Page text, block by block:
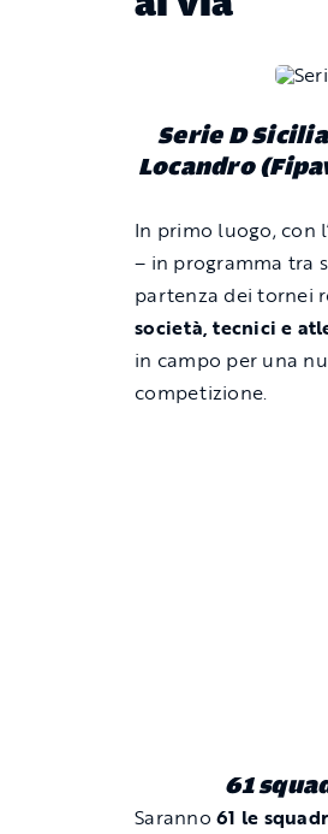
Serie D
Locandro
In primo luogo, con
– in programma tra
partenza dei tornei
società, tecnici e
in campo per una
competizione.
61
Saranno61 le